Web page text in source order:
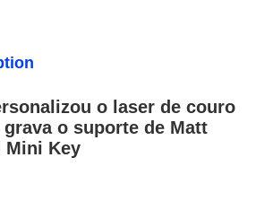
o laser de couro
o suporte de Matt
Mini Key